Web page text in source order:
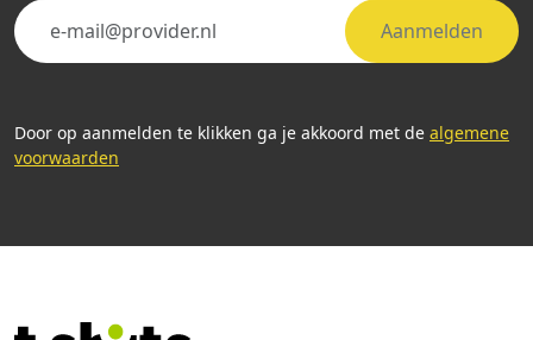
Aanmelden
Door op aanmelden te klikken ga je akkoord met de algemene
voorwaarden